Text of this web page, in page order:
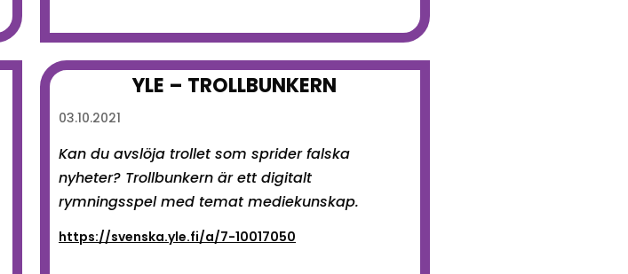
YLE – TROLLBUNKERN
03.10.2021
Kan du avslöja trollet som sprider falska
nyheter? Trollbunkern är ett digitalt
rymningsspel med temat mediekunskap.
https://svenska.yle.fi/a/7-10017050